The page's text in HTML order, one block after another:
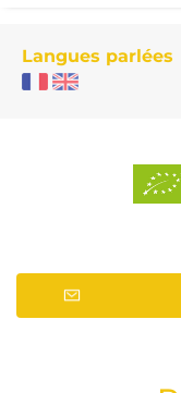
Langues parlées